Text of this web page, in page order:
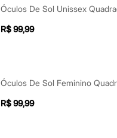
R$ 99,99
R$ 99,99